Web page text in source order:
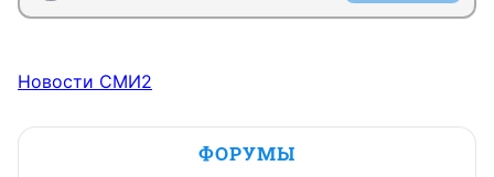
Новости СМИ2
ФОРУМЫ